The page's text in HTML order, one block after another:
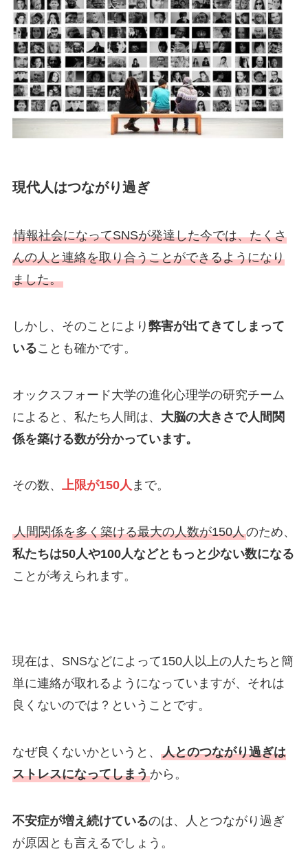
現代人はつながり過ぎ
情報社会になってSNSが発達した今では、たくさ
んの人と連絡を取り合うことができるようになり
ました。
しかし、そのことにより 弊害が出てきてしまって
いることも確かです。
オックスフォード大学の進化心理学の研究チーム
によると、私たち人間は、 大脳の大きさで人間関
係を築ける数が分かっています。
その数、 上限が150人 まで。
人間関係を多く築ける最大の人数が150人のため、
私たちは50人や100人などともっと少ない数になる
ことが考えられます。
現在は、SNSなどによって150人以上の人たちと簡
単に連絡が取れるようになっていますが、それは
良くないのでは？ということです。
なぜ良くないかというと、 人とのつながり過ぎは
ストレスになってしまうから。
不安症が増え続けているのは、人とつながり過ぎ
が原因とも言えるでしょう。